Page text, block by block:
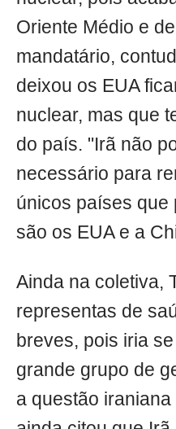
Oriente Médio e
mandatário,
deixou os EUA
nuclear, mas que
do país. "Irã não
necessário para
únicos países que
são os EUA e a
Ainda na coletiva,
representas de
breves, pois iria
grande grupo de
a questão